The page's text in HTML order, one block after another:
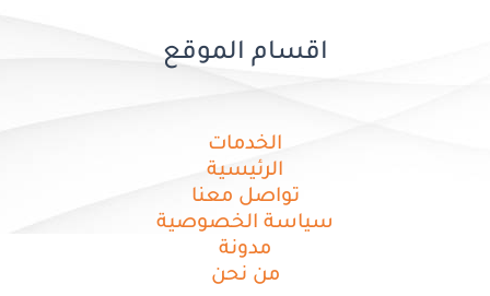
اقسام الموقع
الخدمات
الرئيسية
تواصل معنا
سياسة الخصوصية
مدونة
من نحن